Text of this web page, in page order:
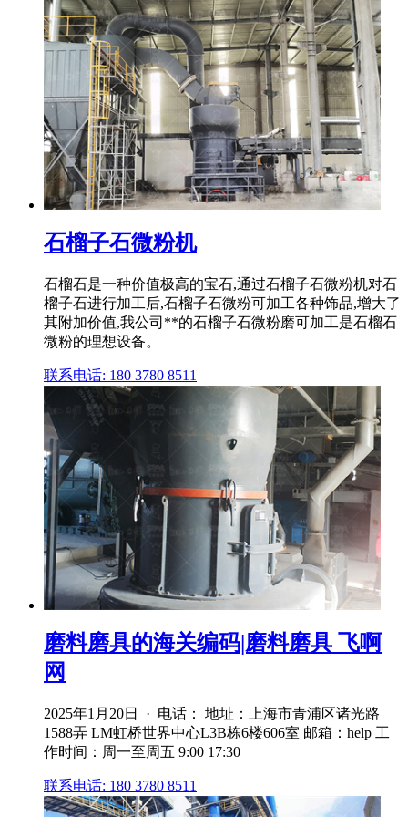
石榴子石微粉机
石榴石是一种价值极高的宝石,通过石榴子石微粉机对石
榴子石进行加工后,石榴子石微粉可加工各种饰品,增大了
其附加价值,我公司**的石榴子石微粉磨可加工是石榴石
微粉的理想设备。
联系电话: 180 3780 8511
磨料磨具的海关编码|磨料磨具 飞啊
网
2025年1月20日 · 电话： 地址：上海市青浦区诸光路
1588弄 LM虹桥世界中心L3B栋6楼606室 邮箱：help 工
作时间：周一至周五 9:00 17:30
联系电话: 180 3780 8511